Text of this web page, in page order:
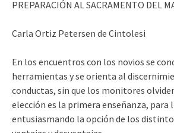
PREPARACIÓN AL SACRAMENTO DEL
Carla Ortiz Petersen de Cintolesi
En los encuentros con los novios se
herramientas y se orienta al
conductas, sin que los monitores
elección es la primera enseñanza, para
entusiasmando la opción de los